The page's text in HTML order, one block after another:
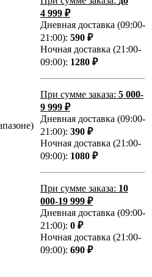
4 999 ₽
Дневная доставка (09:00-
21:00): 590 ₽
Ночная доставка (21:00-
09:00): 1280 ₽
При сумме заказа: 5 000-
9 999 ₽
Дневная доставка (09:00-
21:00): 390 ₽
Ночная доставка (21:00-
09:00): 1080 ₽
При сумме заказа: 10
000-19 999 ₽
Дневная доставка (09:00-
21:00): 0 ₽
Ночная доставка (21:00-
09:00): 690 ₽